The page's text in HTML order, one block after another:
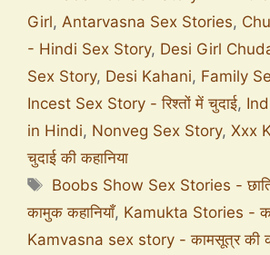
Girl, Antarvasna Sex Stories,
- Hindi Sex Story, Desi Girl
Sex Story, Desi Kahani, Family
Incest Sex Story - रिश्तों में चुदाई,
in Hindi, Nonveg Sex Story, Xxx
चुदाई की कहानिया
Boobs Show Sex Stories -
कामुक कहानियाँ, Kamukta Stories -
Kamvasna sex story - कामसूत्र की